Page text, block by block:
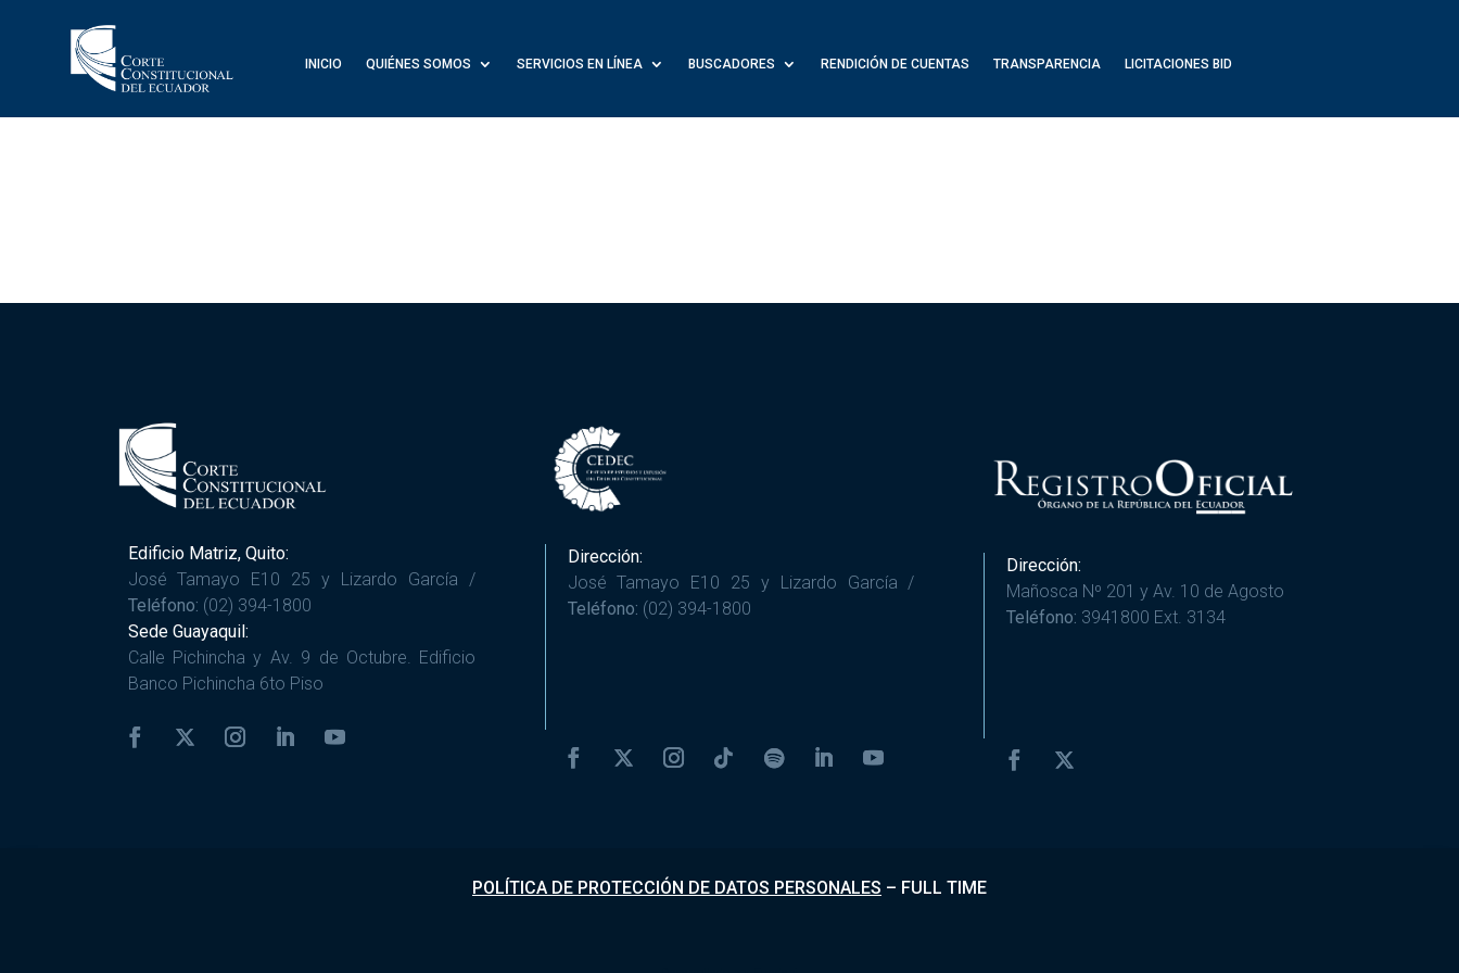
INICIO QUIÉNES SOMOS SERVICIOS EN LÍNEA BUSCADORES RENDICIÓN DE CUENTAS TRANSPARENCIA LICITACIONES BID
Edificio Matriz, Quito:
José Tamayo E10 25 y Lizardo García /
Teléfono: (02) 394-1800
Sede Guayaquil:
Calle Pichincha y Av. 9 de Octubre. Edificio
Banco Pichincha 6to Piso
Dirección:
José Tamayo E10 25 y Lizardo García /
Teléfono: (02) 394-1800
Dirección:
Mañosca Nº 201 y Av. 10 de Agosto
Teléfono: 3941800 Ext. 3134
POLÍTICA DE PROTECCIÓN DE DATOS PERSONALES – FULL TIME